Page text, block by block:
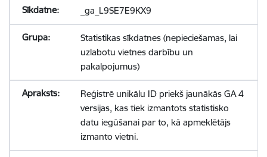
_ga_L9SE7E9KX9
Statistikas sīkdatnes (nepieciešamas, lai
uzlabotu vietnes darbību un
pakalpojumus)
Reģistrē unikālu ID priekš jaunākās GA 4
versijas, kas tiek izmantots statistisko
datu iegūšanai par to, kā apmeklētājs
izmanto vietni.